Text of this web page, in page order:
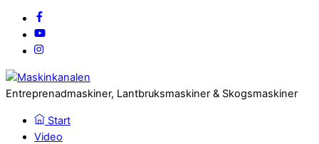
Entreprenadmaskiner, Lantbruksmaskiner & Skogsmaskiner
Start
Video